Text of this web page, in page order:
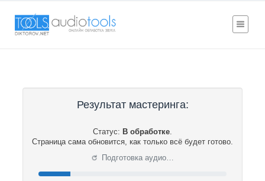
Результат мастеринга:
Статус: В обработке.
Страница сама обновится, как только всё будет готово.
⟳ Подготовка аудио…